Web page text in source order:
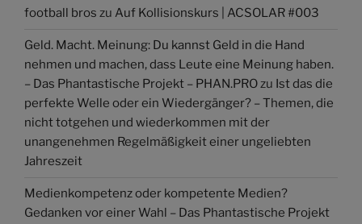
football bros zu Auf Kollisionskurs | ACSOLAR #003
Geld. Macht. Meinung: Du kannst Geld in die Hand
nehmen und machen, dass Leute eine Meinung haben.
– Das Phantastische Projekt – PHAN.PROzu Ist das die
perfekte Welle oder ein Wiedergänger? – Themen, die
nicht totgehen und wiederkommen mit der
unangenehmen Regelmäßigkeit einer ungeliebten
Jahreszeit
Medienkompetenz oder kompetente Medien?
Gedanken vor einer Wahl – Das Phantastische Projekt